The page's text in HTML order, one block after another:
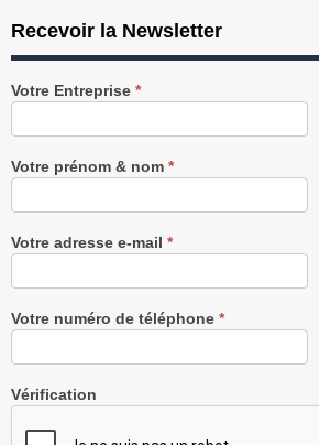
Recevoir la Newsletter
Recevez
notre
gratuitement
Votre Entreprise *
Votre prénom & nom *
Votre adresse e-mail *
Votre numéro de téléphone *
Vérification